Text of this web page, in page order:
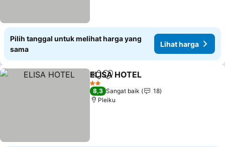
Pilih tanggal untuk melihat harga yang
sama
Lihat harga
BagikanTambahkan ke favorit
ELISA HOTEL
2 Bintang
8,3 Sangat baik
18
Pleiku